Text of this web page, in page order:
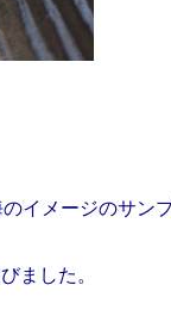
イメージのサン
ました。